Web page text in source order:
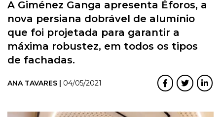
A Giménez Ganga apresenta Éforos, a
nova persiana dobrável de alumínio
que foi projetada para garantir a
máxima robustez, em todos os tipos
de fachadas.
ANA TAVARES | 04/05/2021